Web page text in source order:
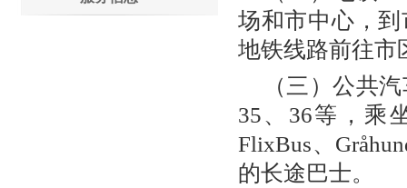
场和市中心，
地铁线路前往市
（三）公共
35、36等，乘
FlixBus、
的长途巴士。